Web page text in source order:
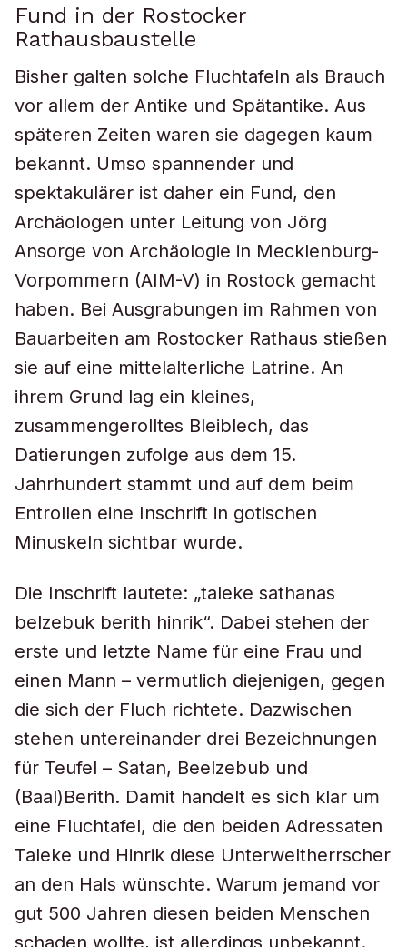
Fund in der Rostocker
Rathausbaustelle
Bisher galten solche Fluchtafeln als Brauch
vor allem der Antike und Spätantike. Aus
späteren Zeiten waren sie dagegen kaum
bekannt. Umso spannender und
spektakulärer ist daher ein Fund, den
Archäologen unter Leitung von Jörg
Ansorge von Archäologie in Mecklenburg-
Vorpommern (AIM-V) in Rostock gemacht
haben. Bei Ausgrabungen im Rahmen von
Bauarbeiten am Rostocker Rathaus stießen
sie auf eine mittelalterliche Latrine. An
ihrem Grund lag ein kleines,
zusammengerolltes Bleiblech, das
Datierungen zufolge aus dem 15.
Jahrhundert stammt und auf dem beim
Entrollen eine Inschrift in gotischen
Minuskeln sichtbar wurde.
Die Inschrift lautete: „taleke sathanas
belzebuk berith hinrik“. Dabei stehen der
erste und letzte Name für eine Frau und
einen Mann – vermutlich diejenigen, gegen
die sich der Fluch richtete. Dazwischen
stehen untereinander drei Bezeichnungen
für Teufel – Satan, Beelzebub und
(Baal)Berith. Damit handelt es sich klar um
eine Fluchtafel, die den beiden Adressaten
Taleke und Hinrik diese Unterweltherrscher
an den Hals wünschte. Warum jemand vor
gut 500 Jahren diesen beiden Menschen
schaden wollte, ist allerdings unbekannt.